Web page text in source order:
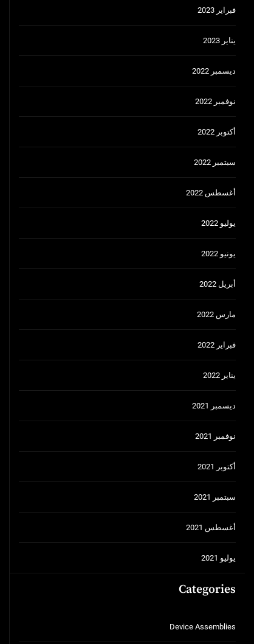
فبراير 2023
يناير 2023
ديسمبر 2022
نوفمبر 2022
أكتوبر 2022
سبتمبر 2022
أغسطس 2022
يوليو 2022
يونيو 2022
أبريل 2022
مارس 2022
فبراير 2022
يناير 2022
ديسمبر 2021
نوفمبر 2021
أكتوبر 2021
سبتمبر 2021
أغسطس 2021
يوليو 2021
Categories
Device Assemblies